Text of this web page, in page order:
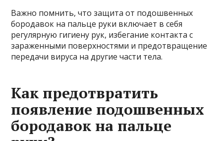
Важно помнить, что защита от подошвенных
бородавок на пальце руки включает в себя
регулярную гигиену рук, избегание контакта с
зараженными поверхностями и предотвращение
передачи вируса на другие части тела.
Как предотвратить
появление подошвенных
бородавок на пальце